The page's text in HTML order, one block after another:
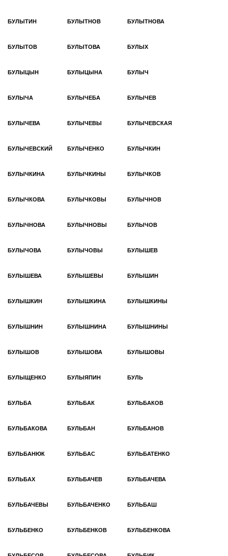
БУЛЫТИН БУЛЫТНОВ БУЛЫТНОВА
БУЛЫТОВ БУЛЫТОВА БУЛЫХ
БУЛЫЦЫН БУЛЫЦЫНА БУЛЫЧ
БУЛЫЧА БУЛЫЧЕБА БУЛЫЧЕВ
БУЛЫЧЕВА БУЛЫЧЕВЫ БУЛЫЧЕВСКАЯ
БУЛЫЧЕВСКИЙ БУЛЫЧЕНКО БУЛЫЧКИН
БУЛЫЧКИНА БУЛЫЧКИНЫ БУЛЫЧКОВ
БУЛЫЧКОВА БУЛЫЧКОВЫ БУЛЫЧНОВ
БУЛЫЧНОВА БУЛЫЧНОВЫ БУЛЫЧОВ
БУЛЫЧОВА БУЛЫЧОВЫ БУЛЫШЕВ
БУЛЫШЕВА БУЛЫШЕВЫ БУЛЫШИН
БУЛЫШКИН БУЛЫШКИНА БУЛЫШКИНЫ
БУЛЫШНИН БУЛЫШНИНА БУЛЫШНИНЫ
БУЛЫШОВ БУЛЫШОВА БУЛЫШОВЫ
БУЛЫЩЕНКО БУЛЫЯПИН БУЛЬ
БУЛЬБА БУЛЬБАК БУЛЬБАКОВ
БУЛЬБАКОВА БУЛЬБАН БУЛЬБАНОВ
БУЛЬБАНЮК БУЛЬБАС БУЛЬБАТЕНКО
БУЛЬБАХ БУЛЬБАЧЕВ БУЛЬБАЧЕВА
БУЛЬБАЧЕВЫ БУЛЬБАЧЕНКО БУЛЬБАШ
БУЛЬБЕНКО БУЛЬБЕНКОВ БУЛЬБЕНКОВА